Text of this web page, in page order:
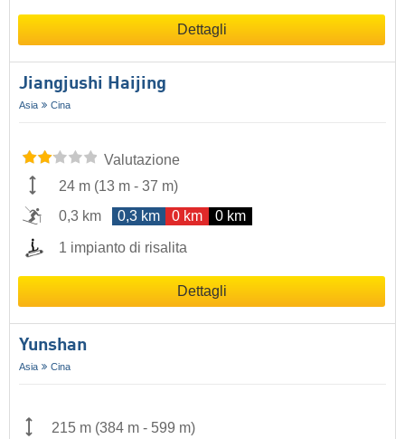
Dettagli
Jiangjushi Haijing
Asia Cina
Valutazione
24 m (13 m - 37 m)
0,3 km
0,3 km 0 km 0 km
1 impianto di risalita
Dettagli
Yunshan
Asia Cina
215 m (384 m - 599 m)